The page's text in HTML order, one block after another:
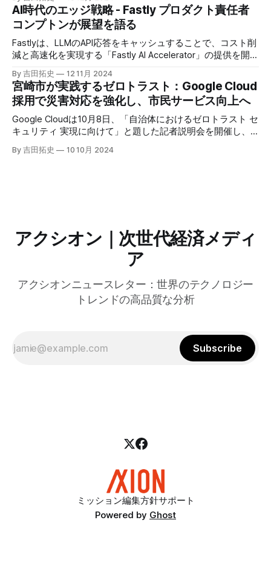
ージェントがエンタープライズITを大きく変革する予兆と言
えるだろう。
AI時代のエッジ戦略 - Fastly プロダクト責任者
コンプトンが展望を語る
Fastlyは、LLMのAPI応答をキャッシュすることで、コスト削
減と高速化を実現する「Fastly AI Accelerator」の提供を開始
した。キップ・コンプトン最高プロダクト責任者（CPO）
は、類似した質問への応答を再利用し、効率的な処理を可能
にすると説明した。さらに、コンプトンは、エッジコンピュ
ーティングの利点を活かしたパーソナライズや、エッジにお
けるGPUの経済性、セキュリティへの取り組みなど、Fastly
のAI戦略について語った。
By 吉田拓史 12 11月 2024
宮崎市が実践するゼロトラスト：Google Cloud
採用で災害対応を強化し、市民サービス向上へ
Google Cloudは10月8日、「自治体におけるゼロトラスト セ
キュリティ 実現に向けて」と題した記者説明会を開催し、
自治体向けにゼロトラストセキュリティ導入を支援するプロ
グラムを発表した。宮崎市の事例では、Google Workspace
By 吉田拓史 10 10月 2024
アクシオン｜次世代経済メディ
ア
アクシオンニュースレター：世界のテクノロジー
トレンドの高品質な分析
Subscribe
ミッション編集方針サポート
Powered by Ghost